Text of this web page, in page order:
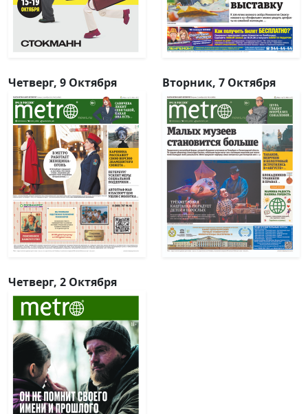
Четверг, 9 Октября Вторник, 7 Октября
Четверг, 2 Октября